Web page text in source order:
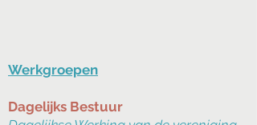
Werkgroepen
Dagelijks Bestuur